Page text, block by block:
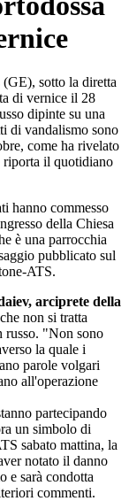
sotto la diretta
di vernice il 28
dipinte su una
di vandalismo sono
come ha rivelato
riporta il quotidiano
hanno commesso
della Chiesa
è una parrocchia
pubblicato sul
ATS.
arciprete della
non si tratta
russo. "Non sono
la quale i
parole volgari
all'operazione
partecipando
un simbolo di
sabato mattina, la
notato il danno
e sarà condotta
commenti.